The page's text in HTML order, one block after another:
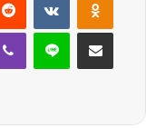
Viber Line E-Posta ile